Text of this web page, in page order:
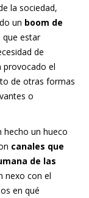
la sociedad,
un boom de
que estar
de
provocado el
de otras formas
o
hecho un hueco
canales que
de las
nexo con el
en qué